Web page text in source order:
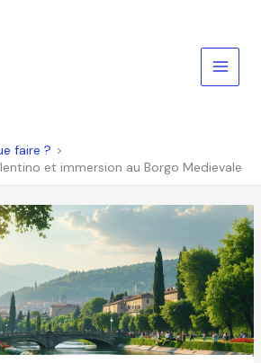
faire ?
et immersion au Borgo Medievale